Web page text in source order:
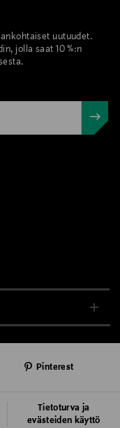
uutuudet.
jolla saat 10 %:n
Tietoturva ja
evästeiden käyttö
Pinterest